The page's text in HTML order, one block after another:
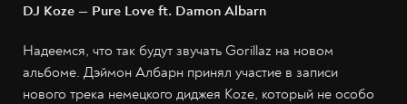
DJ Koze — Pure Love ft. Damon Albarn
Надеемся, что так будут звучать Gorillaz на новом
альбоме. Дэймон Албарн принял участие в записи
нового трека немецкого диджея Koze, который не особо